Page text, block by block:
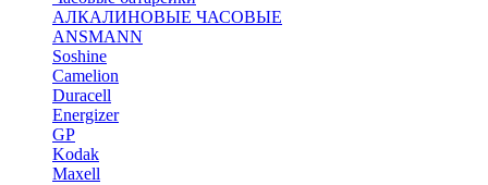
АЛКАЛИНОВЫЕ ЧАСОВЫЕ
ANSMANN
Soshine
Camelion
Duracell
Energizer
GP
Kodak
Maxell